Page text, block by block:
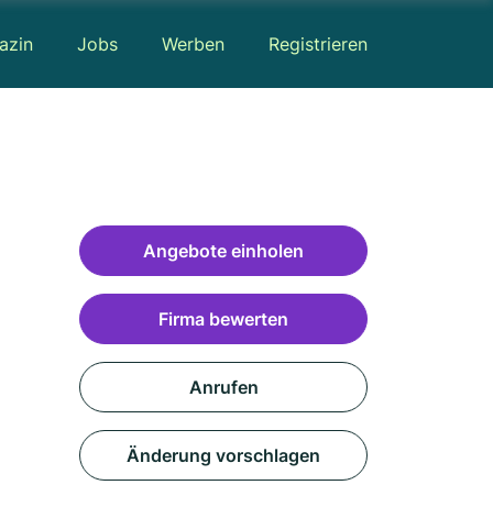
Jobs Werben Registrieren
Angebote einholen
Firma bewerten
Anrufen
Änderung vorschlagen